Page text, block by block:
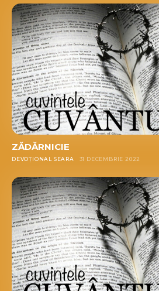
ZĂDĂRNICIE
DEVOȚIONAL SEARA 31 DECEMBRIE 2022